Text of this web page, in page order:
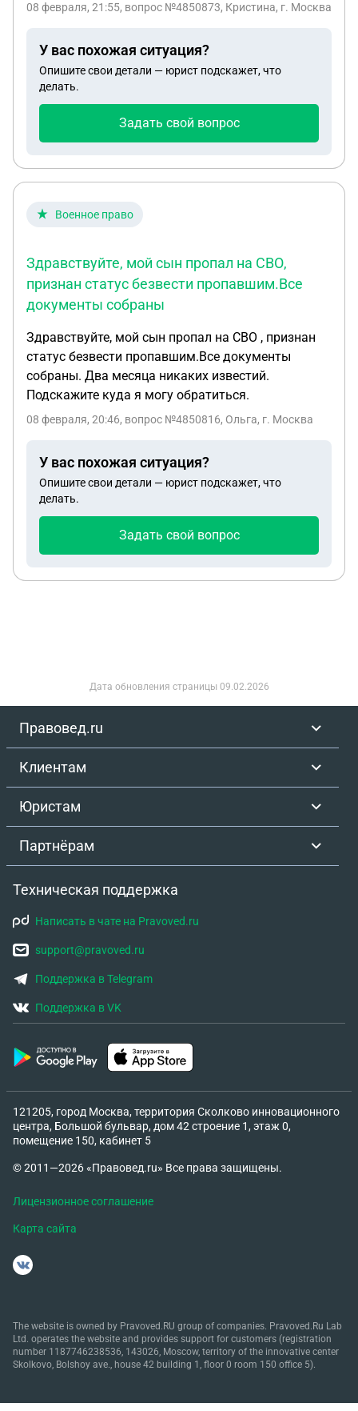
08 февраля, 21:55, вопрос №4850873, Кристина, г. Москва
У вас похожая ситуация?
Опишите свои детали — юрист подскажет, что
делать.
Задать свой вопрос
Военное право
Здравствуйте, мой сын пропал на СВО,
признан статус безвести пропавшим.Все
документы собраны
Здравствуйте, мой сын пропал на СВО , признан
статус безвести пропавшим.Все документы
собраны. Два месяца никаких известий.
Подскажите куда я могу обратиться.
08 февраля, 20:46, вопрос №4850816, Ольга, г. Москва
У вас похожая ситуация?
Опишите свои детали — юрист подскажет, что
делать.
Задать свой вопрос
Дата обновления страницы 09.02.2026
Правовед.ru
Клиентам
Юристам
Партнёрам
Техническая поддержка
Написать в чате на Pravoved.ru
support@pravoved.ru
Поддержка в Telegram
Поддержка в VK
121205, город Москва, территория Сколково инновационного
центра, Большой бульвар, дом 42 строение 1, этаж 0,
помещение 150, кабинет 5
© 2011—2026 «Правовед.ru» Все права защищены.
Лицензионное соглашение
Карта сайта
The website is owned by Pravoved.RU group of companies. Pravoved.Ru Lab
Ltd. operates the website and provides support for customers (registration
number 1187746238536, 143026, Moscow, territory of the innovative center
Skolkovo, Bolshoy ave., house 42 building 1, floor 0 room 150 office 5).